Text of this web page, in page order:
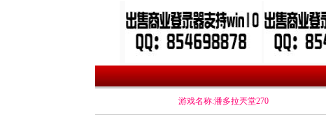
游戏名称:潘多拉兲堂270